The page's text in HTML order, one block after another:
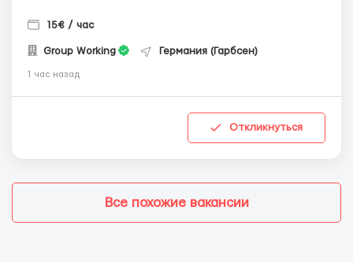
15€ / час
Group Working Германия (Гарбсен)
1 час назад
Откликнуться
Все похожие вакансии